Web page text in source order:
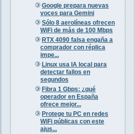
Google prepara nuevas
voces para Gemini
Sólo 8 aerolíneas ofrecen
WiFi de más de 100 Mbps
RTX 4090 falsa engaña a
comprador con réplica
impe...
Linux usa IA local para
detectar fallos en
segundos
Fibra 1 Gbps: ¿qué
operador en España
ofrece mejor...
Protege tu PC en redes
WiFi públicas con este
ajus...